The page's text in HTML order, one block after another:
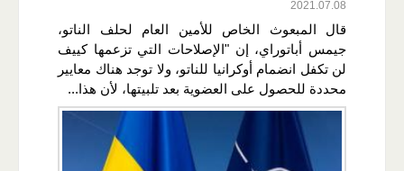
2021.07.08
قال المبعوث الخاص للأمين العام لحلف ​الناتو،​
جيمس أباتوراي، إن "الإصلاحات التي تزعمها ​كييف​
لن تكفل انضمام ​أوكرانيا​ للناتو، ولا توجد هناك معايير
محددة للحصول على العضوية بعد تلبيتها، لأن هذا...